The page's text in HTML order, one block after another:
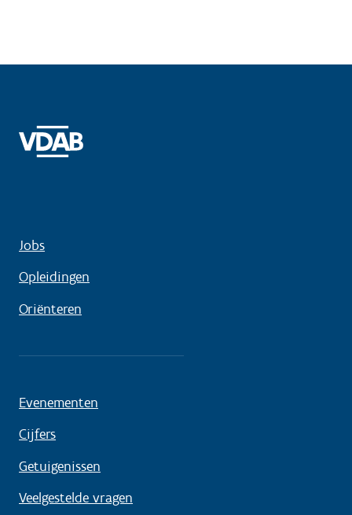
Jobs
Opleidingen
Oriënteren
Evenementen
Cijfers
Getuigenissen
Veelgestelde vragen